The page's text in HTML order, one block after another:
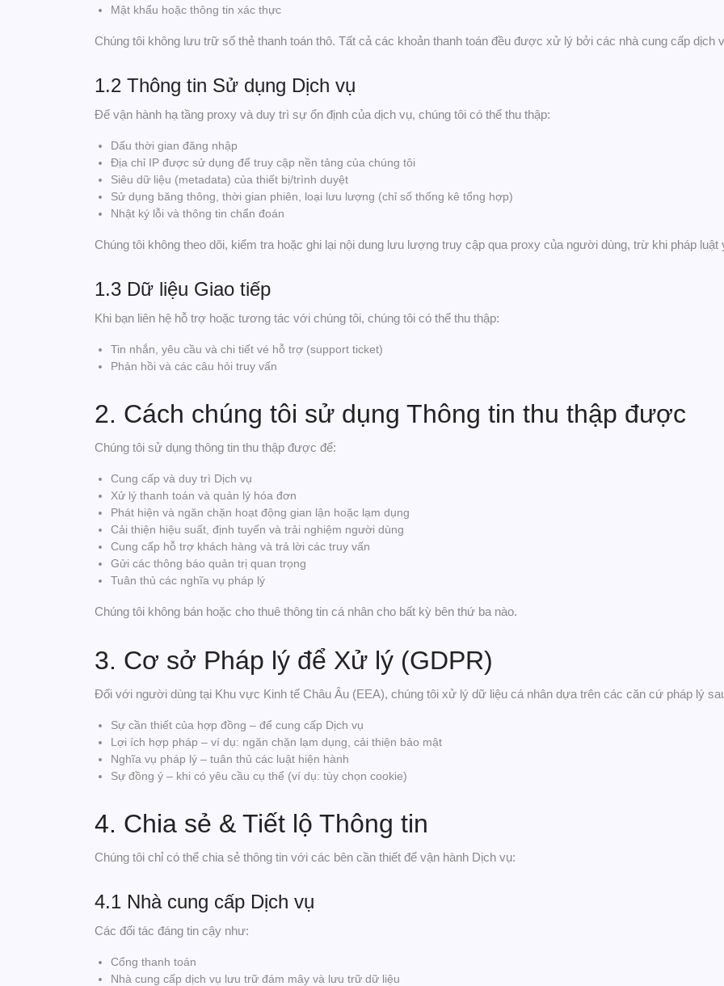
Mật khẩu hoặc thông tin xác thực
Chúng tôi không lưu trữ số thẻ thanh toán thô. Tất cả các khoản thanh toán đều được xử lý bởi các nhà cung cấp dịch
1.2 Thông tin Sử dụng Dịch vụ
Để vận hành hạ tầng proxy và duy trì sự ổn định của dịch vụ, chúng tôi có thể thu thập:
Dấu thời gian đăng nhập
Địa chỉ IP được sử dụng để truy cập nền tảng của chúng tôi
Siêu dữ liệu (metadata) của thiết bị/trình duyệt
Sử dụng băng thông, thời gian phiên, loại lưu lượng (chỉ số thống kê tổng hợp)
Nhật ký lỗi và thông tin chẩn đoán
Chúng tôi không theo dõi, kiểm tra hoặc ghi lại nội dung lưu lượng truy cập qua proxy của người dùng, trừ khi pháp
1.3 Dữ liệu Giao tiếp
Khi bạn liên hệ hỗ trợ hoặc tương tác với chúng tôi, chúng tôi có thể thu thập:
Tin nhắn, yêu cầu và chi tiết vé hỗ trợ (support ticket)
Phản hồi và các câu hỏi truy vấn
2. Cách chúng tôi sử dụng Thông tin thu thập được
Chúng tôi sử dụng thông tin thu thập được để:
Cung cấp và duy trì Dịch vụ
Xử lý thanh toán và quản lý hóa đơn
Phát hiện và ngăn chặn hoạt động gian lận hoặc lạm dụng
Cải thiện hiệu suất, định tuyến và trải nghiệm người dùng
Cung cấp hỗ trợ khách hàng và trả lời các truy vấn
Gửi các thông báo quản trị quan trọng
Tuân thủ các nghĩa vụ pháp lý
Chúng tôi không bán hoặc cho thuê thông tin cá nhân cho bất kỳ bên thứ ba nào.
3. Cơ sở Pháp lý để Xử lý (GDPR)
Đối với người dùng tại Khu vực Kinh tế Châu Âu (EEA), chúng tôi xử lý dữ liệu cá nhân dựa trên các căn cứ pháp lý
Sự cần thiết của hợp đồng – để cung cấp Dịch vụ
Lợi ích hợp pháp – ví dụ: ngăn chặn lạm dụng, cải thiện bảo mật
Nghĩa vụ pháp lý – tuân thủ các luật hiện hành
Sự đồng ý – khi có yêu cầu cụ thể (ví dụ: tùy chọn cookie)
4. Chia sẻ & Tiết lộ Thông tin
Chúng tôi chỉ có thể chia sẻ thông tin với các bên cần thiết để vận hành Dịch vụ:
4.1 Nhà cung cấp Dịch vụ
Các đối tác đáng tin cậy như:
Cổng thanh toán
Nhà cung cấp dịch vụ lưu trữ đám mây và lưu trữ dữ liệu